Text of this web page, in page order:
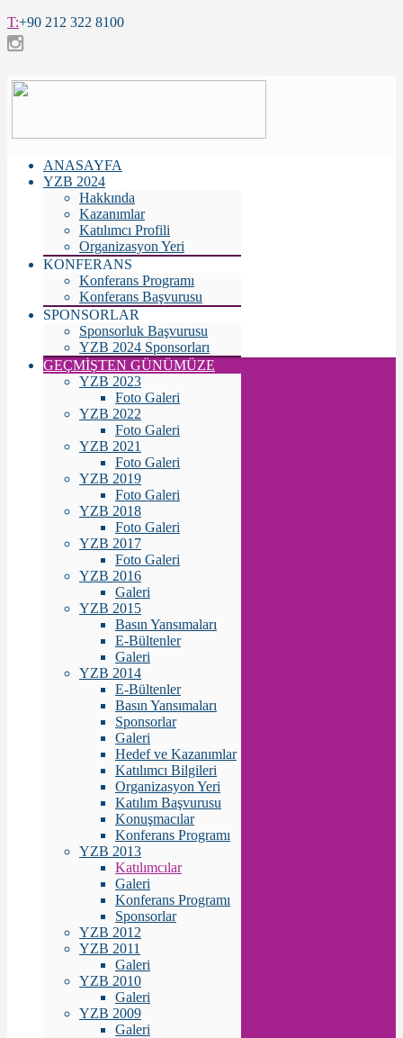
T:+90 212 322 8100
ANASAYFA
YZB 2024
Hakkında
Kazanımlar
Katılımcı Profili
Organizasyon Yeri
KONFERANS
Konferans Programı
Konferans Başvurusu
SPONSORLAR
Sponsorluk Başvurusu
YZB 2024 Sponsorları
GEÇMİŞTEN GÜNÜMÜZE
YZB 2023
Foto Galeri
YZB 2022
Foto Galeri
YZB 2021
Foto Galeri
YZB 2019
Foto Galeri
YZB 2018
Foto Galeri
YZB 2017
Foto Galeri
YZB 2016
Galeri
YZB 2015
Basın Yansımaları
E-Bültenler
Galeri
YZB 2014
E-Bültenler
Basın Yansımaları
Sponsorlar
Galeri
Hedef ve Kazanımlar
Katılımcı Bilgileri
Organizasyon Yeri
Katılım Başvurusu
Konuşmacılar
Konferans Programı
YZB 2013
Katılımcılar
Galeri
Konferans Programı
Sponsorlar
YZB 2012
YZB 2011
Galeri
YZB 2010
Galeri
YZB 2009
Galeri